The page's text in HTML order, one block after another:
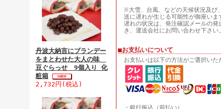
丹波大納言にブランデー
をまとわせた大人の味
豆ぐらっせ 9個入り 化
粧箱
2,732円(税込)
※大雪、台風、などの天候状況及び
送に遅れが生じる可能性が御座いま
遅れの状況は、発注確認メールの発
き、運送会社にお問い合わせ下さい
■お支払いについて
お支払いは以下の方法がご選択いた
・銀行振込（前払い）